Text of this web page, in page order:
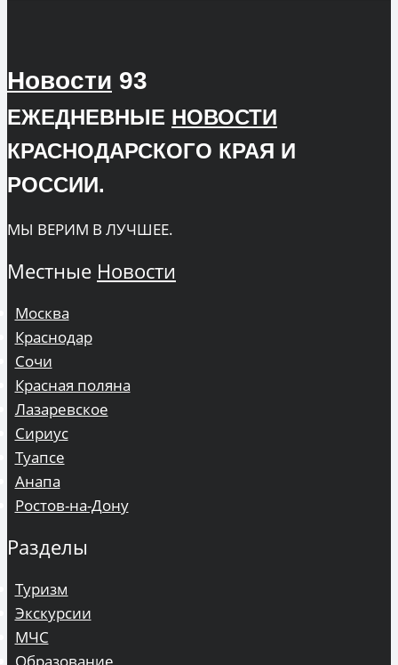
Новости 93
ЕЖЕДНЕВНЫЕ НОВОСТИ
КРАСНОДАРСКОГО КРАЯ И
РОССИИ.
МЫ ВЕРИМ В ЛУЧШЕЕ.
Местные Новости
Москва
Краснодар
Сочи
Красная поляна
Лазаревское
Сириус
Туапсе
Анапа
Ростов-на-Дону
Разделы
Туризм
Экскурсии
МЧС